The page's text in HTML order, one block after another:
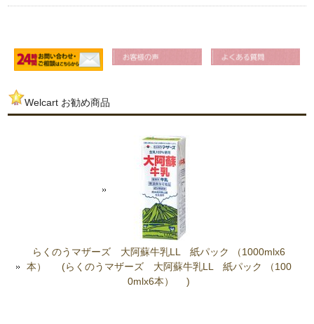
Welcart お勧め商品
らくのうマザーズ 大阿蘇牛乳LL 紙パック （1000mlx6
本） (らくのうマザーズ 大阿蘇牛乳LL 紙パック （100
0mlx6本） )